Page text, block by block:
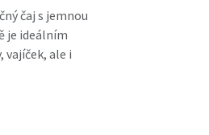
čaj s jemnou
je ideálním
ale i